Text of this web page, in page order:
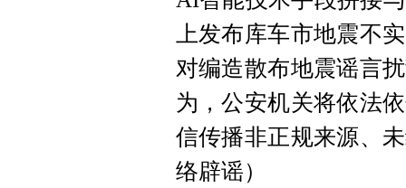
上发布库车市地震不
对编造散布地震谣言
为，公安机关将依法
信传播非正规来源、
络辟谣）